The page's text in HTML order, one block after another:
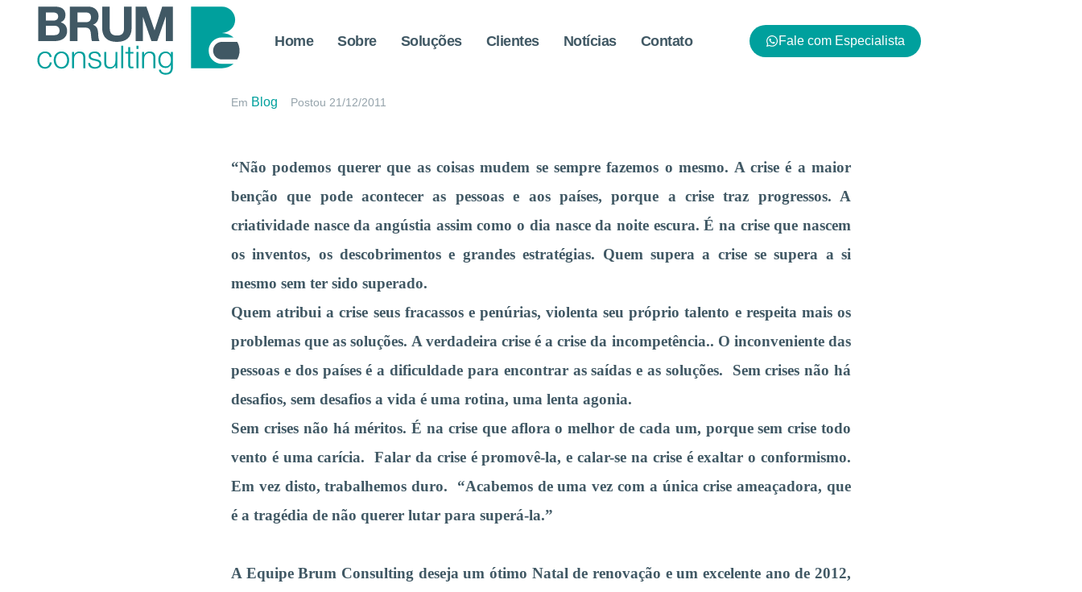
Fale com Especialista
Home Sobre Soluções Clientes Notícias Contato
A Crise segundo Albert Einstein
Em Blog Postou 21/12/2011
“Não podemos querer que as coisas mudem se sempre fazemos o mesmo. A crise é a maior
benção que pode acontecer as pessoas e aos países, porque a crise traz progressos. A
criatividade nasce da angústia assim como o dia nasce da noite escura. É na crise que nascem
os inventos, os descobrimentos e grandes estratégias. Quem supera a crise se supera a si
mesmo sem ter sido superado.
Quem atribui a crise seus fracassos e penúrias, violenta seu próprio talento e respeita mais os
problemas que as soluções. A verdadeira crise é a crise da incompetência.. O inconveniente das
pessoas e dos países é a dificuldade para encontrar as saídas e as soluções. Sem crises não há
desafios, sem desafios a vida é uma rotina, uma lenta agonia.
Sem crises não há méritos. É na crise que aflora o melhor de cada um, porque sem crise todo
vento é uma carícia. Falar da crise é promovê-la, e calar-se na crise é exaltar o conformismo.
Em vez disto, trabalhemos duro. “Acabemos de uma vez com a única crise ameaçadora, que
é a tragédia de não querer lutar para superá-la.”
A Equipe Brum Consulting deseja um ótimo Natal de renovação e um excelente ano de 2012,